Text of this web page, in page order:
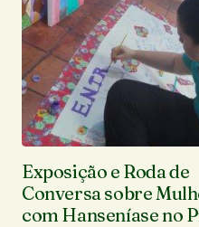
Exposição e Roda de
Conversa sobre
com Hanseníase no